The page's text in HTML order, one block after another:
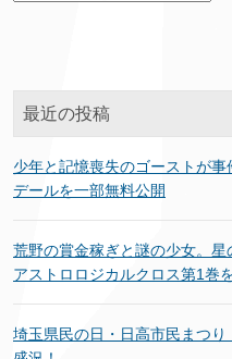
最近の投稿
少年と記憶喪失のゴーストが
デールを一部無料公開
荒野の賞金稼ぎと謎の少女。
アストロロジカルクロス第1巻
埼玉県民の日・日高市民まつ